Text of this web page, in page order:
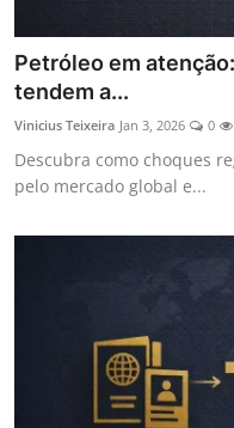
Petróleo em
tendem a...
Vinicius Teixeira Jan 3, 2026 0
Descubra como choques
pelo mercado global e...